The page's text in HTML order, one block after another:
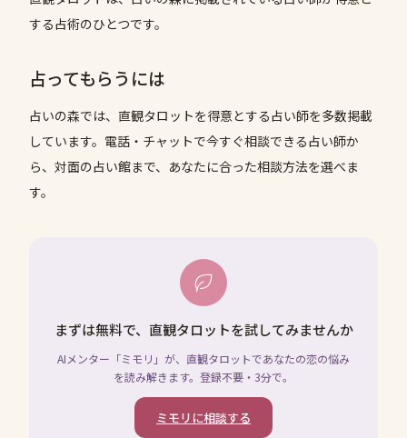
する占術のひとつです。
占ってもらうには
占いの森では、 直観タロットを得意とする占い師を多数掲載
しています。電話・チャットで今すぐ相談できる占い師か
ら、対面の占い館まで、あなたに合った相談方法を選べま
す。
まずは無料で、直観タロットを試してみませんか
AIメンター「ミモリ」が、直観タロットであなたの恋の悩み
を読み解きます。登録不要・3分で。
ミモリに相談する